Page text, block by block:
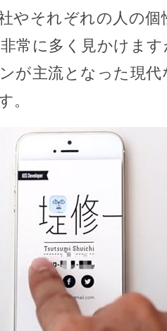
やそれぞれの人の
常に多く見かけま
が主流となった現
。